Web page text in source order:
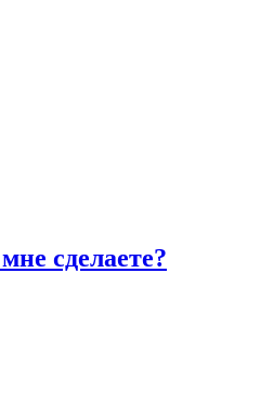
сделаете?